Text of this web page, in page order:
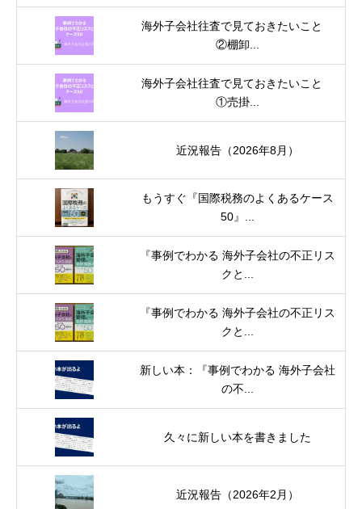
海外子会社往査で見ておきたいこと
②棚卸...
海外子会社往査で見ておきたいこと
①売掛...
近況報告（2026年8月）
もうすぐ『国際税務のよくあるケース
50』...
『事例でわかる 海外子会社の不正リス
クと...
『事例でわかる 海外子会社の不正リス
クと...
新しい本：『事例でわかる 海外子会社
の不...
久々に新しい本を書きました
近況報告（2026年2月）